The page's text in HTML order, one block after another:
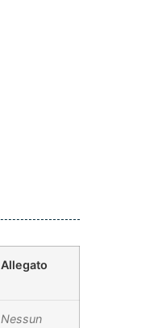
Allegato
Nessun